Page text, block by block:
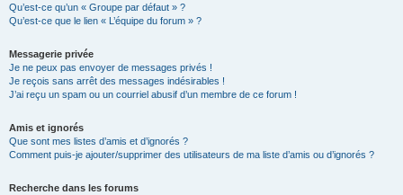
Qu’est-ce qu’un « Groupe par défaut » ?
Qu’est-ce que le lien « L’équipe du forum » ?
Messagerie privée
Je ne peux pas envoyer de messages privés !
Je reçois sans arrêt des messages indésirables !
J’ai reçu un spam ou un courriel abusif d’un membre de ce forum !
Amis et ignorés
Que sont mes listes d’amis et d’ignorés ?
Comment puis-je ajouter/supprimer des utilisateurs de ma liste d’amis ou d’ignorés ?
Recherche dans les forums